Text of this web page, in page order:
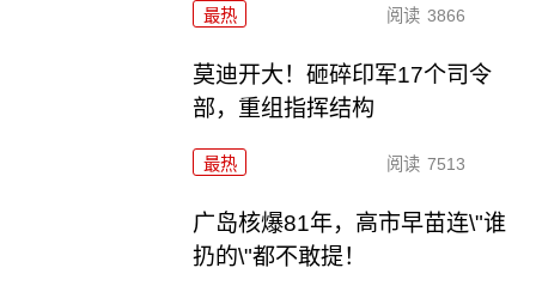
最热 阅读 3866
莫迪开大！砸碎印军17个司令
部，重组指挥结构
最热 阅读 7513
广岛核爆81年，高市早苗连\"谁
扔的\"都不敢提！